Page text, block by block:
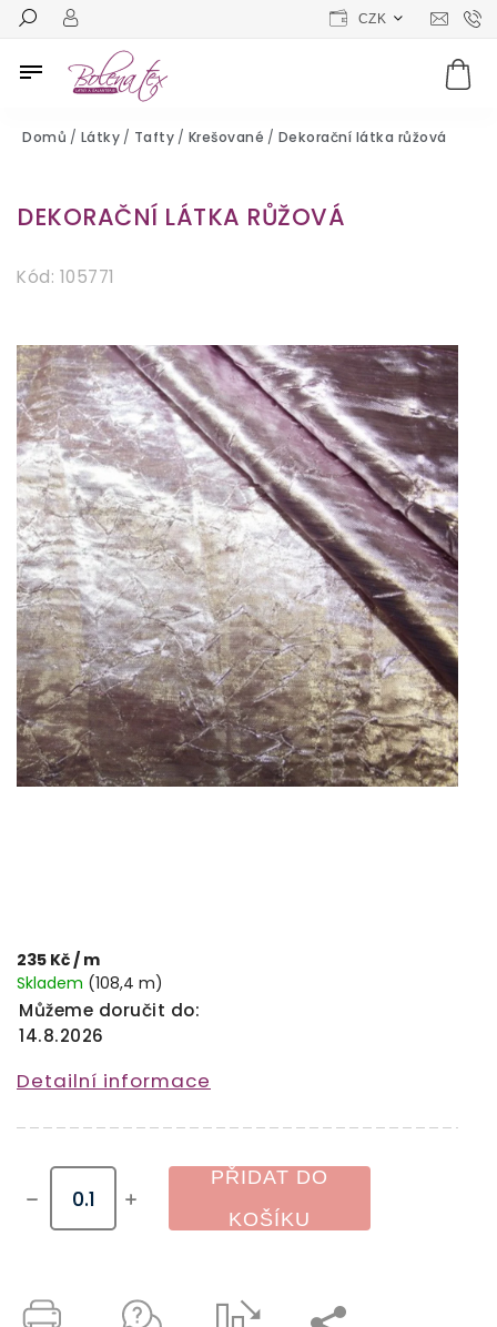
CZK
Domů / Látky / Tafty / Krešované / Dekorační látka růžová
DEKORAČNÍ LÁTKA RŮŽOVÁ
Kód: 105771
235 Kč/ m
Skladem (108,4 m)
Můžeme doručit do:
14.8.2026
PŘIDAT DO
KOŠÍKU
Detailní informace